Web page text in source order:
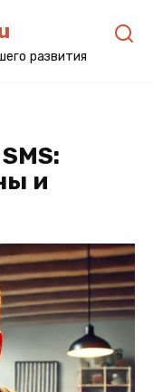
развития
и